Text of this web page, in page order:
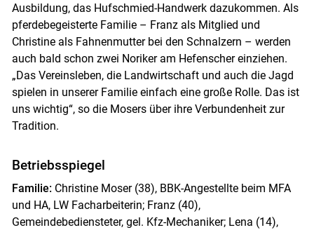
Ausbildung, das Hufschmied-Handwerk dazukommen. Als
pferdebegeisterte Familie – Franz als Mitglied und
Christine als Fahnenmutter bei den Schnalzern – werden
auch bald schon zwei Noriker am Hefenscher einziehen.
„Das Vereinsleben, die Landwirtschaft und auch die Jagd
spielen in unserer Familie einfach eine große Rolle. Das ist
uns wichtig“, so die Mosers über ihre Verbundenheit zur
Tradition.
Betriebsspiegel
Familie:Christine Moser (38), BBK-Angestellte beim MFA
und HA, LW Facharbeiterin; Franz (40),
Gemeindebediensteter, gel. Kfz-Mechaniker; Lena (14),